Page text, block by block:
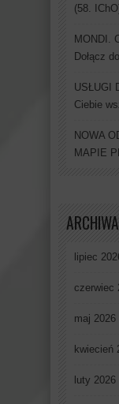
(58.
MONDI.
Dołącz
USŁUGI
Ciebie
NOWA
MAPIE
ARCHIWA
lipiec
czerwiec
maj 2026
kwiecień
luty 2026